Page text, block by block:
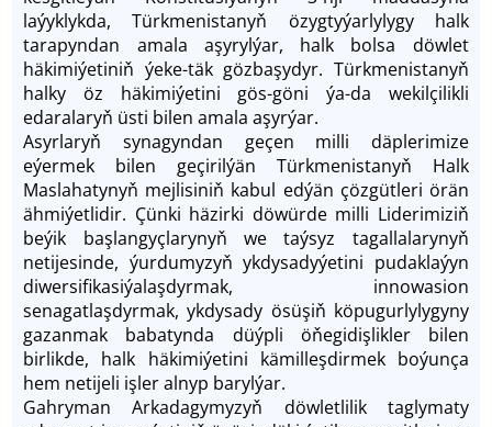
laýyklykda, Türkmenistanyň özygtyýarlylygy halk
tarapyndan amala aşyrylýar, halk bolsa döwlet
häkimiýetiniň ýeke-täk gözbaşydyr. Türkmenistanyň
halky öz häkimiýetini gös-göni ýa-da wekilçilikli
edaralaryň üsti bilen amala aşyrýar.
Asyrlaryň synagyndan geçen milli däplerimize
eýermek bilen geçirilýän Türkmenistanyň Halk
Maslahatynyň mejlisiniň kabul edýän çözgütleri örän
ähmiýetlidir. Çünki häzirki döwürde milli Liderimiziň
beýik başlangyçlarynyň we taýsyz tagallalarynyň
netijesinde, ýurdumyzyň ykdysadyýetini pudaklaýyn
diwersifikasiýalaşdyrmak, innowasion
senagatlaşdyrmak, ykdysady ösüşiň köpugurlylygyny
gazanmak babatynda düýpli öňegidişlikler bilen
birlikde, halk häkimiýetini kämilleşdirmek boýunça
hem netijeli işler alnyp barylýar.
Gahryman Arkadagymyzyň döwletlilik taglymaty